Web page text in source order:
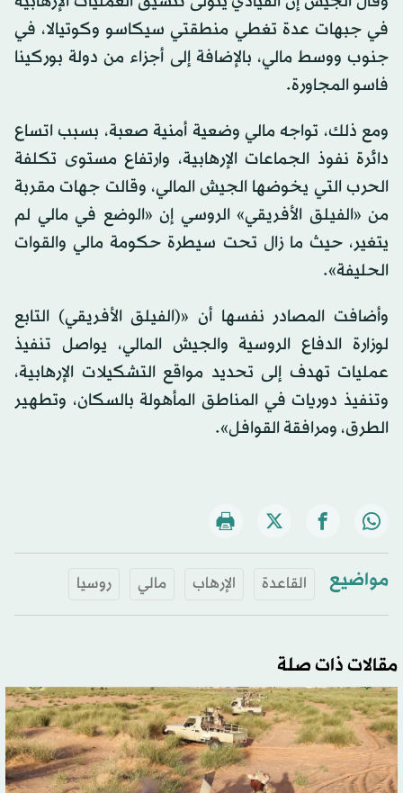
في جبهات عدة تغطي منطقتي سيكاسو وكوتيالا، في
جنوب ووسط مالي، بالإضافة إلى أجزاء من دولة بوركينا
فاسو المجاورة.
ومع ذلك، تواجه مالي وضعية أمنية صعبة، بسبب اتساع
دائرة نفوذ الجماعات الإرهابية، وارتفاع مستوى تكلفة
الحرب التي يخوضها الجيش المالي، وقالت جهات مقربة
من «الفيلق الأفريقي» الروسي إن «الوضع في مالي لم
يتغير، حيث ما زال تحت سيطرة حكومة مالي والقوات
الحليفة».
وأضافت المصادر نفسها أن «(الفيلق الأفريقي) التابع
لوزارة الدفاع الروسية والجيش المالي، يواصل تنفيذ
عمليات تهدف إلى تحديد مواقع التشكيلات الإرهابية،
وتنفيذ دوريات في المناطق المأهولة بالسكان، وتطهير
الطرق، ومرافقة القوافل».
مواضيع القاعدة الإرهاب مالي روسيا
مقالات ذات صلة